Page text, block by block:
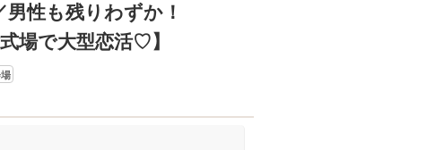
男性も残りわずか！
場で大型恋活♡】